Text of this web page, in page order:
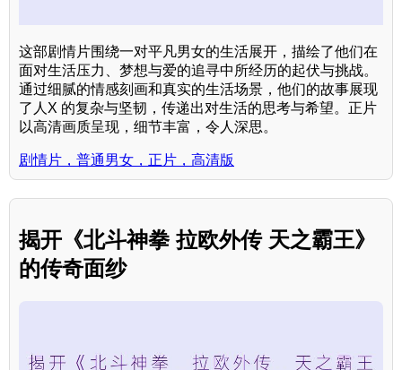
这部剧情片围绕一对平凡男女的生活展开，描绘了他们在
面对生活压力、梦想与爱的追寻中所经历的起伏与挑战。
通过细腻的情感刻画和真实的生活场景，他们的故事展现
了人X 的复杂与坚韧，传递出对生活的思考与希望。正片
以高清画质呈现，细节丰富，令人深思。
剧情片，普通男女，正片，高清版
揭开《北斗神拳 拉欧外传 天之霸王》
的传奇面纱